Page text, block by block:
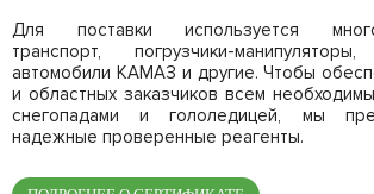
Для поставки используется
транспорт, погрузчики-
автомобили КАМАЗ и другие. Чтобы
и областных заказчиков всем
снегопадами и гололедицей, мы
надежные проверенные реагенты.